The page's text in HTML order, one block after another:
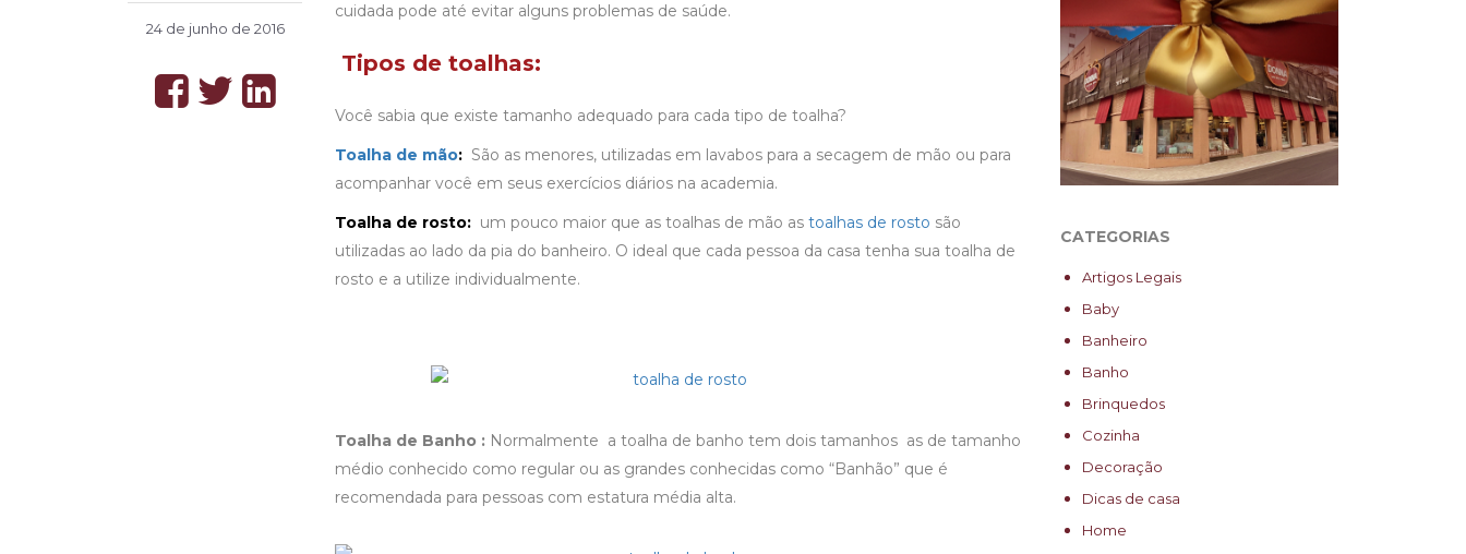
24 de junho de 2016
cuidada pode até evitar alguns problemas de saúde.
Tipos de toalhas:
Você sabia que existe tamanho adequado para cada tipo de toalha?
Toalha de mão: São as menores, utilizadas em lavabos para a secagem de mão ou para
acompanhar você em seus exercícios diários na academia.
Toalha de rosto: um pouco maior que as toalhas de mão as toalhas de rosto são
utilizadas ao lado da pia do banheiro. O ideal que cada pessoa da casa tenha sua toalha de
rosto e a utilize individualmente.
Toalha de Banho : Normalmente a toalha de banho tem dois tamanhos as de tamanho
médio conhecido como regular ou as grandes conhecidas como “Banhão” que é
recomendada para pessoas com estatura média alta.
CATEGORIAS
Artigos Legais
Baby
Banheiro
Banho
Brinquedos
Cozinha
Decoração
Dicas de casa
Home